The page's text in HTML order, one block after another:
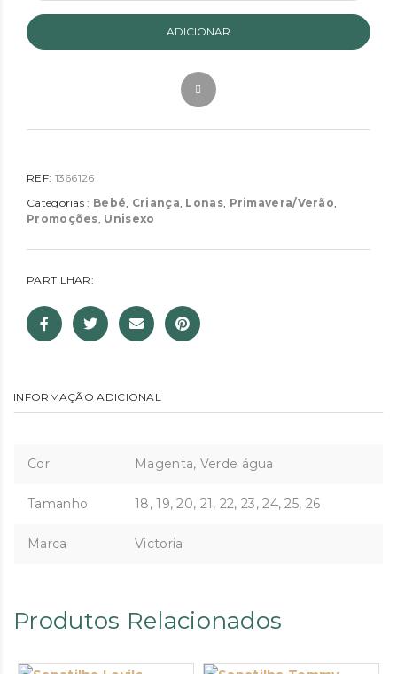
ADICIONAR
REF: 1366126
Categorias : Bebé, Criança, Lonas, Primavera/Verão,
Promoções, Unisexo
PARTILHAR:
INFORMAÇÃO ADICIONAL
Cor Magenta, Verde água
Tamanho 18, 19, 20, 21, 22, 23, 24, 25, 26
Marca Victoria
Produtos Relacionados